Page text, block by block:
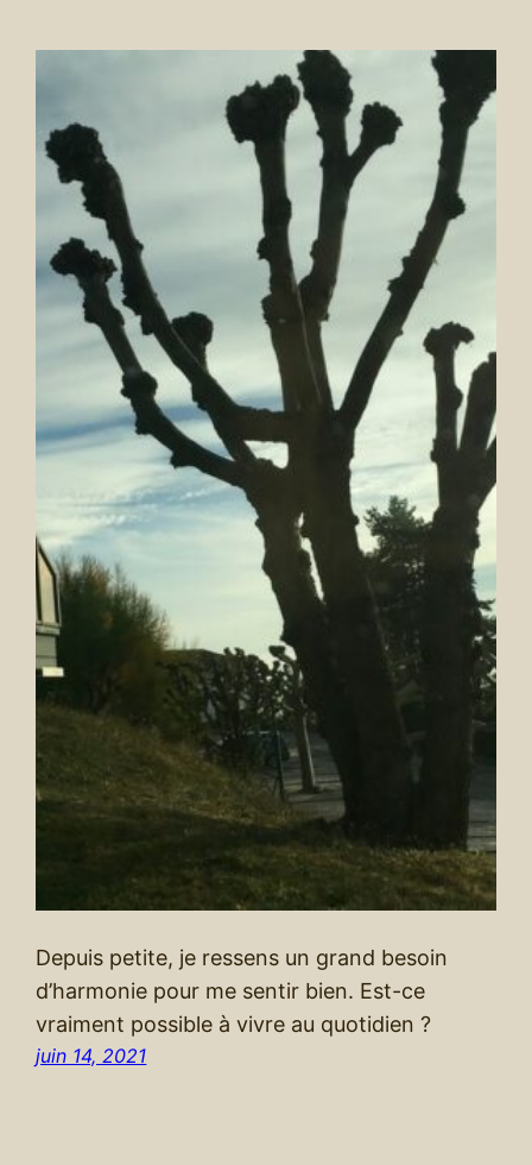
Depuis petite, je ressens un grand besoin
d’harmonie pour me sentir bien. Est-ce
vraiment possible à vivre au quotidien ?
juin 14, 2021